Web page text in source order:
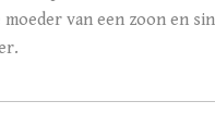
van een zoon en